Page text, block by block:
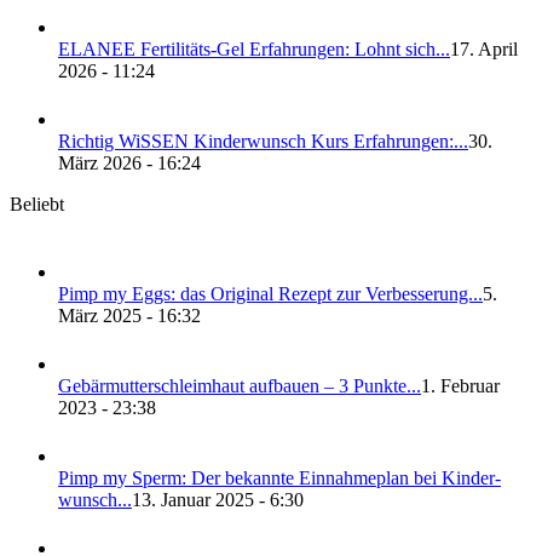
ELANEE Fer­ti­li­täts-Gel Erfah­run­gen: Lohnt sich...17. April
2026 - 11:24
Rich­tig WiS­SEN Kin­der­wunsch Kurs Erfah­run­gen:...30.
März 2026 - 16:24
Beliebt
Pimp my Eggs: das Ori­gi­nal Rezept zur Ver­bes­se­rung...5.
März 2025 - 16:32
Gebär­mut­ter­schleim­haut auf­bau­en – 3 Punk­te...1. Februar
2023 - 23:38
Pimp my Sperm: Der bekann­te Ein­nah­me­plan bei Kin­der­
wunsch...13. Januar 2025 - 6:30